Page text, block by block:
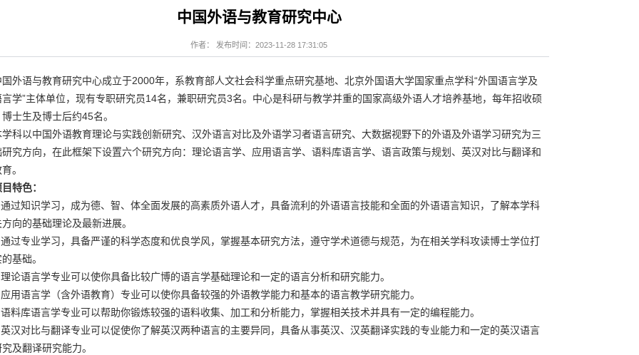
中国外语与教育研究中心
作者： 发布时间：2023-11-28 17:31:05
国外语与教育研究中心成立于2000年，系教育部人文社会科学重点研究基地、北京外国语大学国家重点学科“外国语言学及
学”主体单位，现有专职研究员14名，兼职研究员3名。中心是科研与教学并重的国家高级外语人才培养基地，每年招收硕
士生及博士后约45名。
学科以中国外语教育理论与实践创新研究、汉外语言对比及外语学习者语言研究、大数据视野下的外语及外语学习研究为三
究方向，在此框架下设置六个研究方向：理论语言学、应用语言学、语料库语言学、语言政策与规划、英汉对比与翻译和
。
特色：
过知识学习，成为德、智、体全面发展的高素质外语人才，具备流利的外语语言技能和全面的外语语言知识，了解本学科
向的基础理论及最新进展。
过专业学习，具备严谨的科学态度和优良学风，掌握基本研究方法，遵守学术道德与规范，为在相关学科攻读博士学位打
基础。
论语言学专业可以使你具备比较广博的语言学基础理论和一定的语言分析和研究能力。
用语言学（含外语教育）专业可以使你具备较强的外语教学能力和基本的语言教学研究能力。
料库语言学专业可以帮助你锻炼较强的语料收集、加工和分析能力，掌握相关技术并具有一定的编程能力。
汉对比与翻译专业可以促使你了解英汉两种语言的主要异同，具备从事英汉、汉英翻译实践的专业能力和一定的英汉语言
及翻译研究能力。